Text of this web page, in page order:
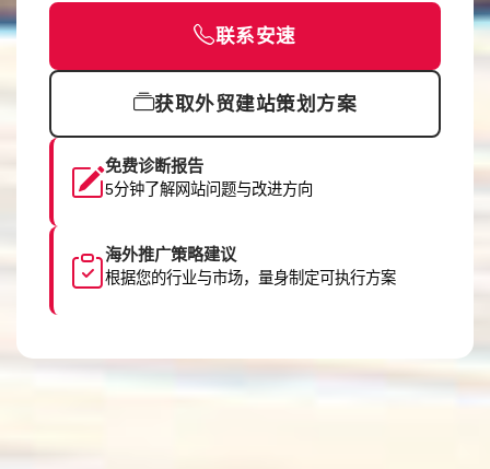
联系安速
获取外贸建站策划方案
免费诊断报告
5分钟了解网站问题与改进方向
海外推广策略建议
根据您的行业与市场，量身制定可执行方案